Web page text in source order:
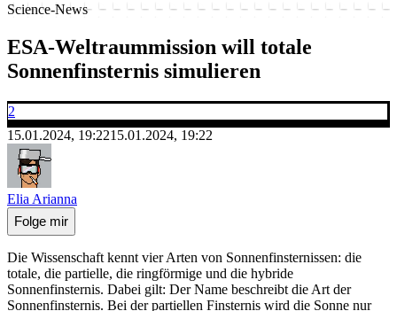
Science-News
ESA-Weltraummission will totale
Sonnenfinsternis simulieren
2
15.01.2024, 19:2215.01.2024, 19:22
Elia Arianna
Folge mir
Die Wissenschaft kennt vier Arten von Sonnenfinsternissen: die
totale, die partielle, die ringförmige und die hybride
Sonnenfinsternis. Dabei gilt: Der Name beschreibt die Art der
Sonnenfinsternis. Bei der partiellen Finsternis wird die Sonne nur